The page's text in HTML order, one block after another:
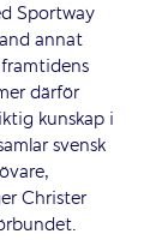
Sportway
annat
därför
kunskap i
svensk
Christer